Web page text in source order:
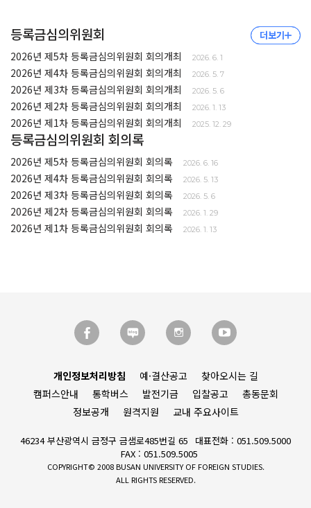
더보기
등록금심의위원회
2026년 제5차 등록금심의위원회 회의개최 2026. 6. 1
2026년 제4차 등록금심의위원회 회의개최 2026. 5. 7
2026년 제3차 등록금심의위원회 회의개최 2026. 5. 6
2026년 제2차 등록금심의위원회 회의개최 2026. 1. 13
2026년 제1차 등록금심의위원회 회의개최 2025. 12. 29
더보기
등록금심의위원회 회의록
2026년 제5차 등록금심의위원회 회의록 2026. 6. 16
2026년 제4차 등록금심의위원회 회의록 2026. 5. 13
2026년 제3차 등록금심의위원회 회의록 2026. 5. 6
2026년 제2차 등록금심의위원회 회의록 2026. 1. 29
2026년 제1차 등록금심의위원회 회의록 2026. 1. 13
개인정보처리방침 예·결산공고
찾아오시는 길
캠퍼스안내
통학버스 발전기금 입찰공고
총동문회
정보공개
원격지원 교내 주요사이트
46234 부산광역시 금정구 금샘로485번길 65
대표전화 : 051.509.5000
FAX : 051.509.5005
COPYRIGHT© 2008 BUSAN UNIVERSITY OF FOREIGN STUDIES.
ALL RIGHTS RESERVED.